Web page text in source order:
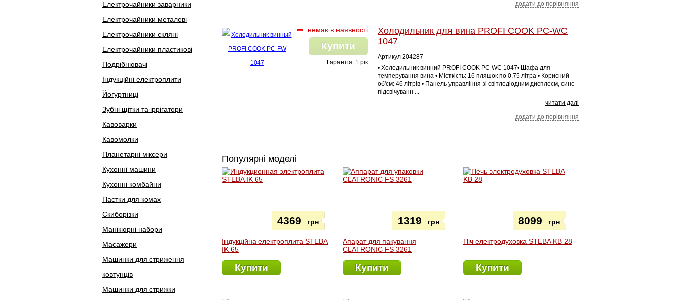
Електрочайники заварники
Електрочайники металеві
Електрочайники скляні
Електрочайники пластикові
Подрібнювачі
Індукційні електроплити
Йогуртниці
Зубні щітки та іррігатори
Кавоварки
Кавомолки
Планетарні міксери
Кухонні машини
Кухонні комбайни
Пастки для комах
Скиборізки
Манікюрні набори
Масажери
Машинки для стриження
ковтунців
Машинки для стрижки
додати до порівняння
немає в наявності
Купити
Гарантія: 1 рік
Холодильник для вина PROFI COOK PC-WC
1047
Артикул 204287
• Холодильник винний PROFI COOK PC-WC 1047• Шафа для
темперування вина • Місткість: 16 пляшок по 0,75 літра • Корисний
об'єм: 46 літрів • Панель управління зі світлодіодним дисплеєм, синє
підсвічуванн ...
читати далі
додати до порівняння
Популярні моделі
Індукційна електроплита STEBA
IK 65
4369 грн
Купити
Апарат для пакування
CLATRONIC FS 3261
1319 грн
Купити
Піч електродуховка STEBA KB 28
8099 грн
Купити